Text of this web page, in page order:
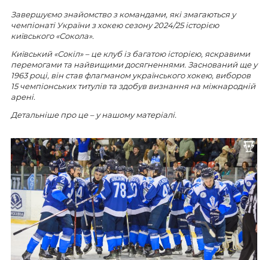
Завершуємо знайомство з командами, які змагаються у
чемпіонаті України з хокею сезону 2024/25історією
київського «Сокола».
Київський «Сокіл» – це клуб із багатою історією, яскравими
перемогами та найвищими досягненнями. Заснований ще у
1963 році, він став флагманом українського хокею, виборов
15 чемпіонських титулів та здобув визнання на міжнародній
арені.
Детальніше про це – у нашому матеріалі.